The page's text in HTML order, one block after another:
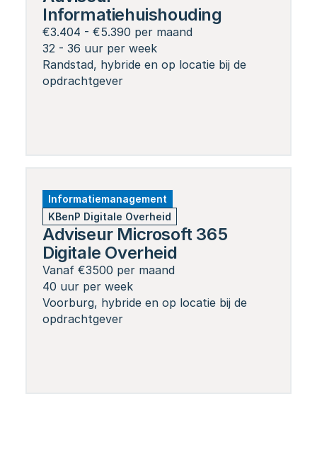
Informatiehuishouding
€3.404 - €5.390 per maand
32 - 36 uur per week
Randstad, hybride en op locatie bij de
opdrachtgever
Informatiemanagement
KBenP Digitale Overheid
Adviseur Microsoft 365
Digitale Overheid
Vanaf €3500 per maand
40 uur per week
Voorburg, hybride en op locatie bij de
opdrachtgever